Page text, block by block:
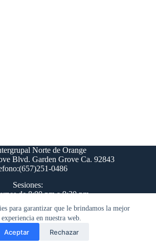
para garantizar que le brindamos la mejor
experiencia en nuestra web.
Aceptar Rechazar
Norte de Orange
Blvd. Garden Grove Ca. 92843
0486
Sesiones:
de 8:00 pm a 9:30 pm
Paso 12 - Lunes 8:00 pm
de 5:30 pm a 7:00pm
24 - Martes de 8:00pm
Politica de Privacidad